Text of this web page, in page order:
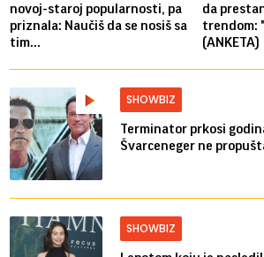
novoj-staroj popularnosti, pa
priznala: Naučiš da se nosiš sa
tim...
da
trendom:
(ANKETA)
SHOWBIZ
Terminator prkosi
Švarceneger ne
SHOWBIZ